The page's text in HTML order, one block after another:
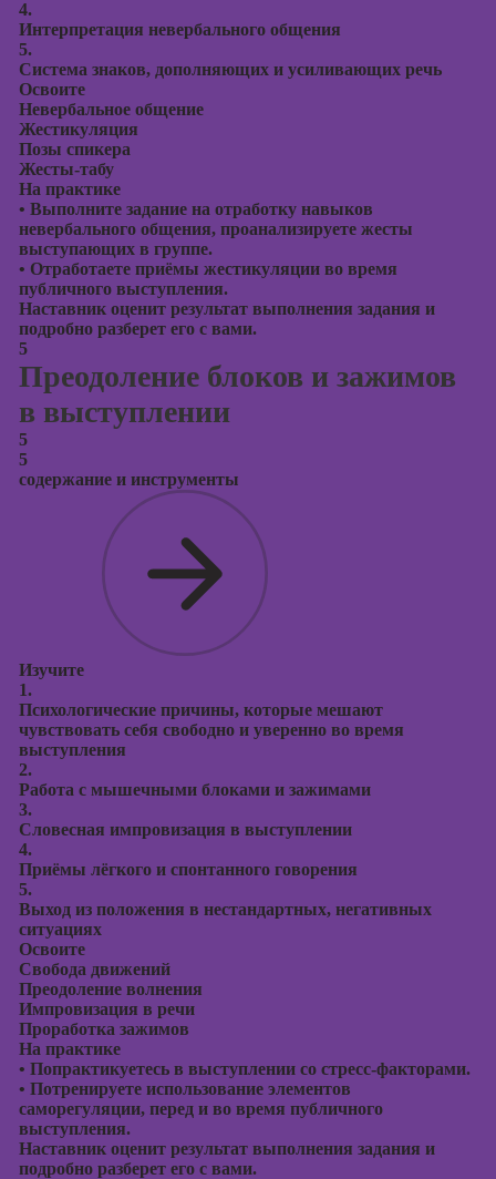
4.
Интерпретация невербального общения
5.
Система знаков, дополняющих и усиливающих речь
Освоите
Невербальное общение
Жестикуляция
Позы спикера
Жесты-табу
На практике
• Выполните задание на отработку навыков
невербального общения, проанализируете жесты
выступающих в группе.
• Отработаете приёмы жестикуляции во время
публичного выступления.
Наставник оценит результат выполнения задания и
подробно разберет его с вами.
5
Преодоление блоков и зажимов
в выступлении
5
5
содержание и инструменты
Изучите
1.
Психологические причины, которые мешают
чувствовать себя свободно и уверенно во время
выступления
2.
Работа с мышечными блоками и зажимами
3.
Словесная импровизация в выступлении
4.
Приёмы лёгкого и спонтанного говорения
5.
Выход из положения в нестандартных, негативных
ситуациях
Освоите
Свобода движений
Преодоление волнения
Импровизация в речи
Проработка зажимов
На практике
• Попрактикуетесь в выступлении со стресс-факторами.
• Потренируете использование элементов
саморегуляции, перед и во время публичного
выступления.
Наставник оценит результат выполнения задания и
подробно разберет его с вами.